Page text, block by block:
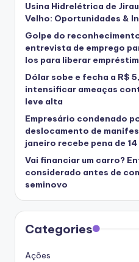
Usina Hidrelétrica de
Velho: Oportunidades &
Golpe do
entrevista de emprego
los para liberar
Dólar sobe e fecha a R$
intensificar ameaças
leve alta
Empresário condenado
deslocamento de
janeiro recebe pena de
Vai financiar um carro?
considerado antes de
seminovo
Categories
Ações